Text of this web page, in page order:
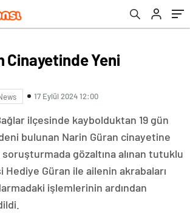
Cinayetinde Yeni
17 Eylül 2024 12:00
ilçesinde kaybolduktan 19 gün
bulunan Narin Güran cinayetine
gözaltına alınan tutuklu
Hediye Güran ile ailenin akrabaları
işlemlerinin ardından